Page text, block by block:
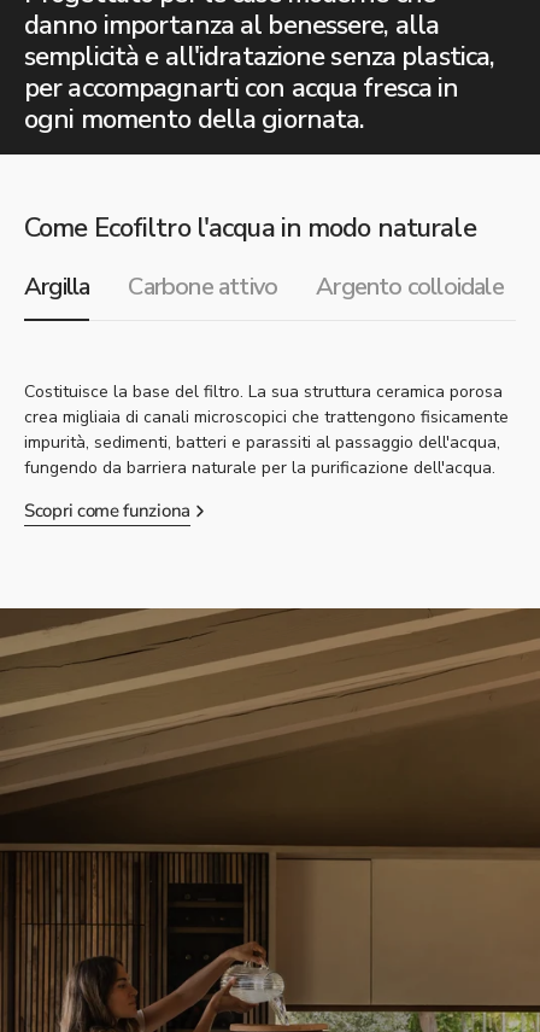
danno importanza al benessere, alla
semplicità e all'idratazione senza plastica,
per accompagnarti con acqua fresca in
ogni momento della giornata.
Come Ecofiltro l'acqua in modo naturale
Argilla Carbone attivo Argento colloidale
Costituisce la base del filtro. La sua struttura ceramica porosa
crea migliaia di canali microscopici che trattengono fisicamente
impurità, sedimenti, batteri e parassiti al passaggio dell'acqua,
fungendo da barriera naturale per la purificazione dell'acqua.
Scopri come funziona